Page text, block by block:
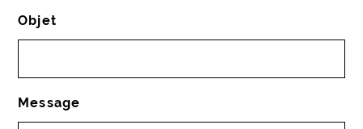
Objet
Message